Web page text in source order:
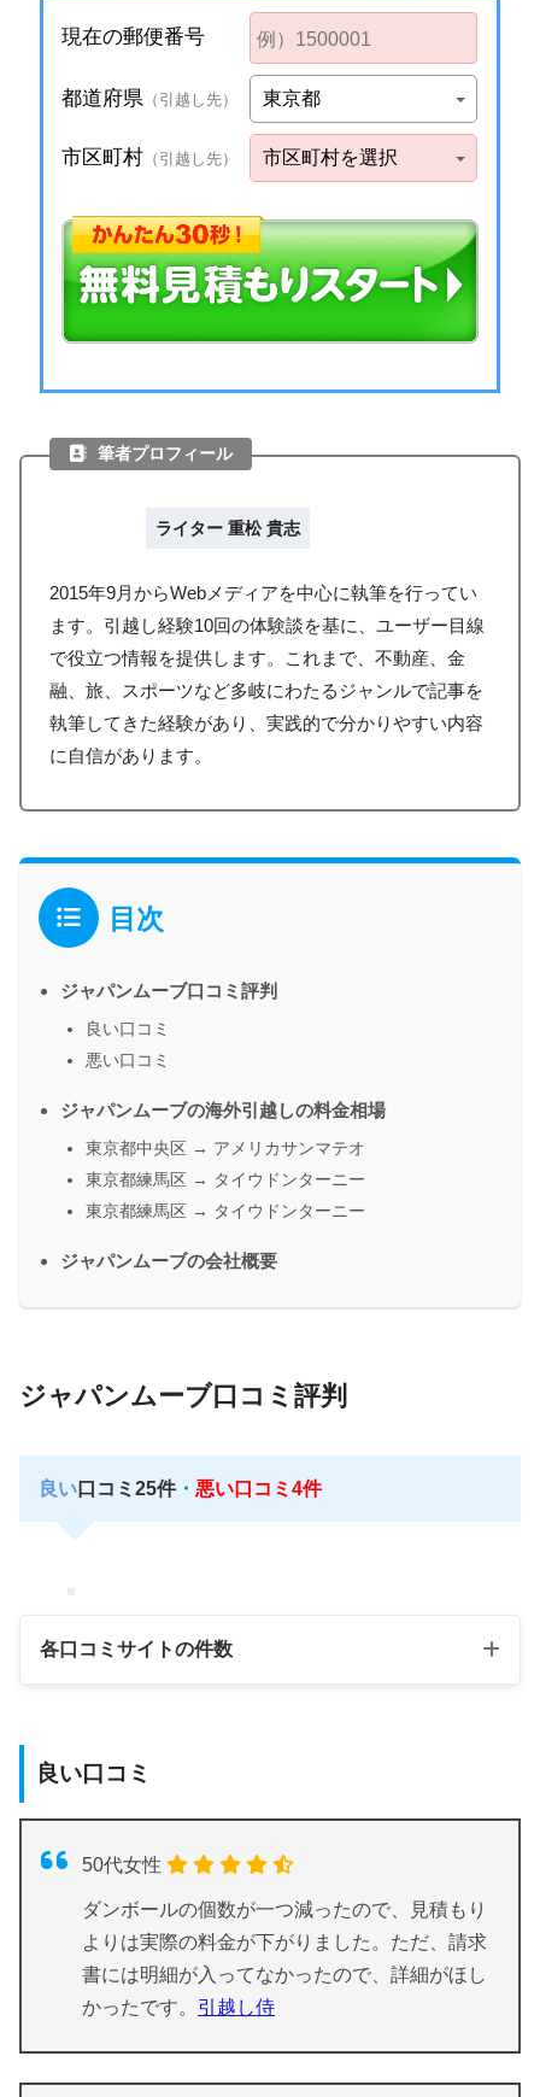
筆者プロフィール
ライター 重松 貴志
2015年9月からWebメディアを中心に執筆を行ってい
ます。引越し経験10回の体験談を基に、ユーザー目線
で役立つ情報を提供します。これまで、不動産、金
融、旅、スポーツなど多岐にわたるジャンルで記事を
執筆してきた経験があり、実践的で分かりやすい内容
に自信があります。
目次
ジャパンムーブ口コミ評判
良い口コミ
悪い口コミ
ジャパンムーブの海外引越しの料金相場
東京都中央区 → アメリカサンマテオ
東京都練馬区 → タイウドンターニー
東京都練馬区 → タイウドンターニー
ジャパンムーブの会社概要
ジャパンムーブ口コミ評判
良い口コミ25件・ 悪い口コミ4件
各口コミサイトの件数
口コミサイト
ド
2 0
Google 4 3
良い口コミ
50代女性
ダンボールの個数が一つ減ったので、見積もり
よりは実際の料金が下がりました。ただ、請求
書には明細が入ってなかったので、詳細がほし
かったです。 引越し侍